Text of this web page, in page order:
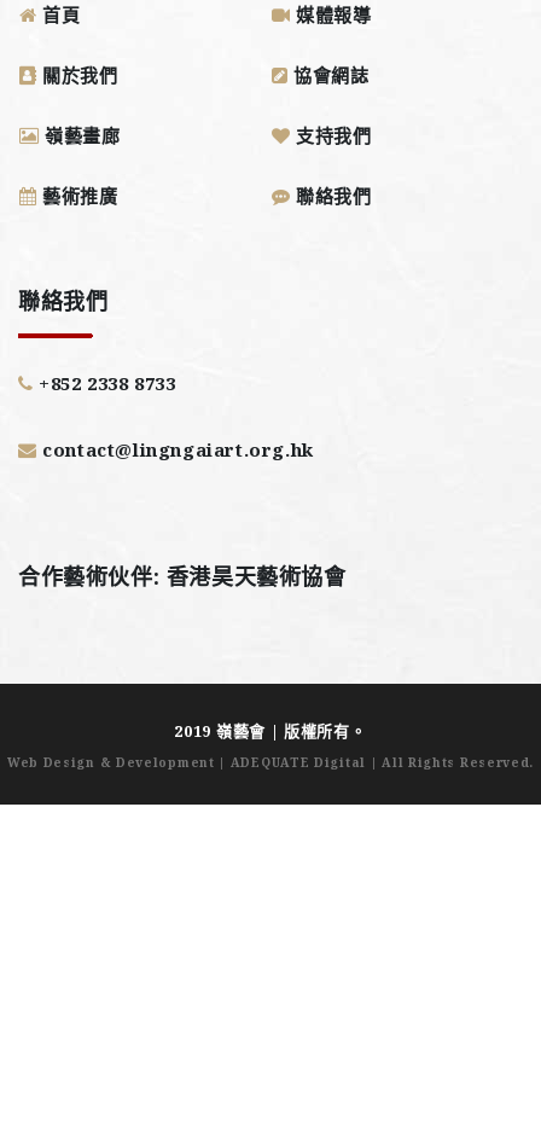
首頁 媒體報導
關於我們 協會網誌
嶺藝畫廊 支持我們
藝術推廣 聯絡我們
聯絡我們
+852 2338 8733
contact@lingngaiart.org.hk
合作藝術伙伴: 香港昊天藝術協會
2019 嶺藝會 | 版權所有。
Web Design & Development | ADEQUATE Digital | All Rights Reserved.